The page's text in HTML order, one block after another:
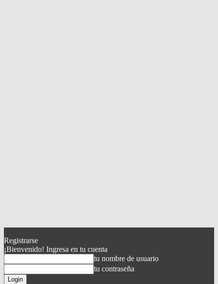
Registrarse
¡Bienvenido! Ingresa en tu cuenta
tu nombre de usuario
tu contraseña